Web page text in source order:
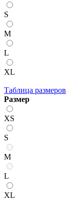
S
M
L
XL
Таблица размеров
Размер
XS
S
M
L
XL